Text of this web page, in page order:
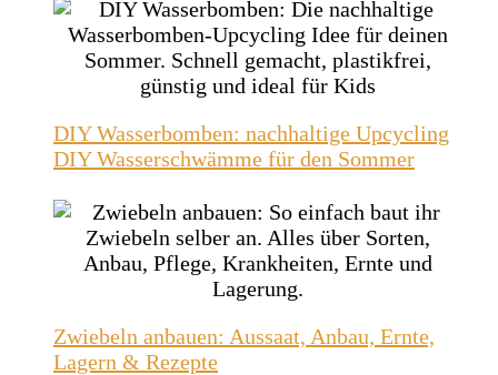
DIY Wasserbomben: nachhaltige Upcycling
DIY Wasserschwämme für den Sommer
Zwiebeln anbauen: Aussaat, Anbau, Ernte,
Lagern & Rezepte